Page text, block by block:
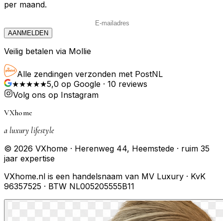
per maand.
AANMELDEN
Veilig betalen via Mollie
Alle zendingen verzonden met PostNL
★★★★★5,0 op Google · 10 reviews
Volg ons op Instagram
VXhome
a luxury lifestyle
© 2026 VXhome · Herenweg 44, Heemstede · ruim 35
jaar expertise
VXhome.nl is een handelsnaam van MV Luxury · KvK
96357525 · BTW NL005205555B11